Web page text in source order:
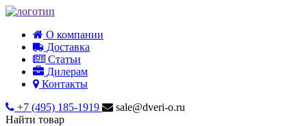
О компании
Доставка
Статьи
Дилерам
Контакты
+7 (495) 185-1919
sale@dveri-o.ru
Найти товар